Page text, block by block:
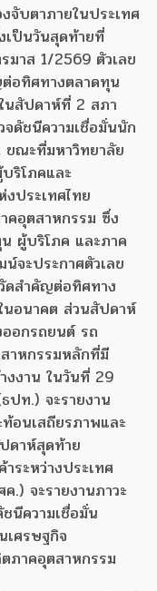
บตาภายในประเทศ
ป็นวันสุดท้ายที่
มาส 1/2569 ตัวเลข
อทิศทางตลาดทุน
นสัปดาห์ที่ 2 สภา
ดัชนีความเชื่อมั่นนัก
ณะที่มหาวิทยาลัย
ริโภคและ
ประเทศไทย
คอุตสาหกรรม ซึ่ง
ผู้บริโภค และภาค
จะประกาศตัวเลข
ดสำคัญต่อทิศทาง
นอนาคต ส่วนสัปดาห์
อกรถยนต์ รถ
าหกรรมหลักที่มี
งงาน ในวันที่ 29
ปท.) จะรายงาน
ท้อนเสถียรภาพและ
ดาห์สุดท้าย
ระหว่างประเทศ
.) จะรายงานภาวะ
นีความเชื่อมั่น
เศรษฐกิจ
ภาคอุตสาหกรรม